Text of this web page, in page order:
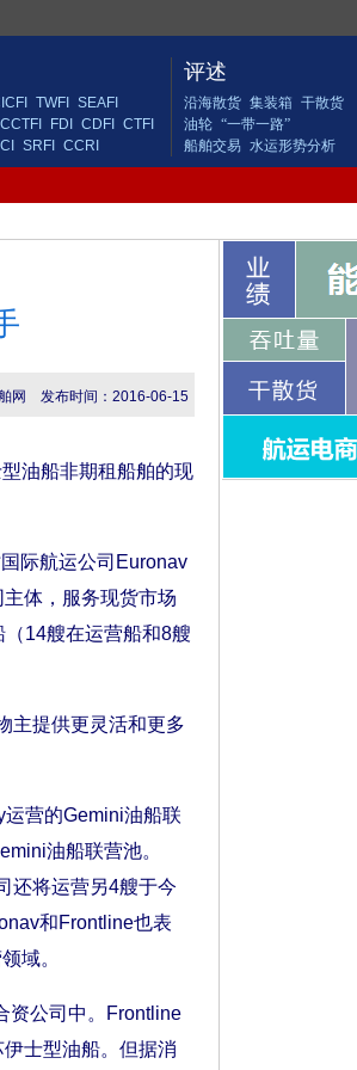
TWFI
SEAFI
CCTFI FDI CDFI
CTFI
SRFI CCRI
评述
沿海散货 集装箱 干散货
油轮 “一带一路”
船舶交易 水运形势分析
网 发布时间：2016-06-15
油船非期租船舶的现
际航运公司Euronav
体，服务现货市场
14艘在运营船和8艘
提供更灵活和更多
营的Gemini油船联
油船联营池。
还将运营另4艘于今
和Frontline也表
域。
公司中。Frontline
士型油船。但据消